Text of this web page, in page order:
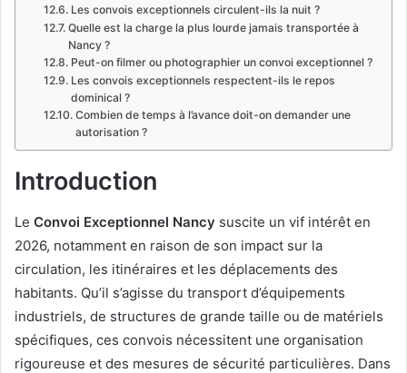
Les convois exceptionnels circulent-ils la nuit ?
Quelle est la charge la plus lourde jamais transportée à
Nancy ?
Peut-on filmer ou photographier un convoi exceptionnel ?
Les convois exceptionnels respectent-ils le repos
dominical ?
Combien de temps à l’avance doit-on demander une
autorisation ?
Introduction
Le Convoi Exceptionnel Nancy suscite un vif intérêt en
2026, notamment en raison de son impact sur la
circulation, les itinéraires et les déplacements des
habitants. Qu’il s’agisse du transport d’équipements
industriels, de structures de grande taille ou de matériels
spécifiques, ces convois nécessitent une organisation
rigoureuse et des mesures de sécurité particulières. Dans